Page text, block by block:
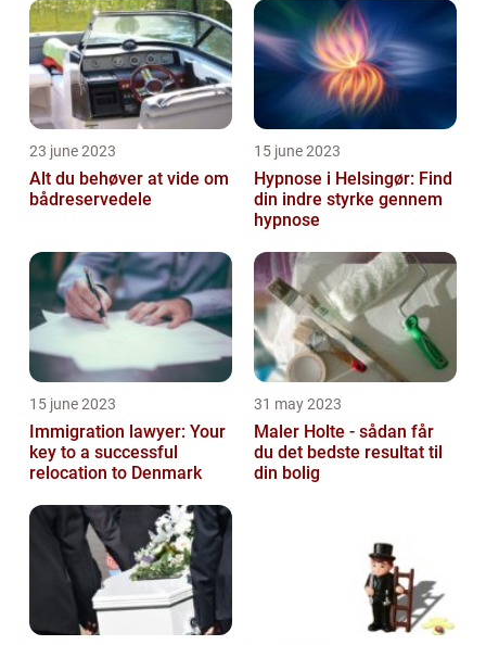
23 june 2023
Alt du behøver at vide om
bådreservedele
15 june 2023
Hypnose i Helsingør: Find
din indre styrke gennem
hypnose
15 june 2023
Immigration lawyer: Your
key to a successful
relocation to Denmark
31 may 2023
Maler Holte - sådan får
du det bedste resultat til
din bolig